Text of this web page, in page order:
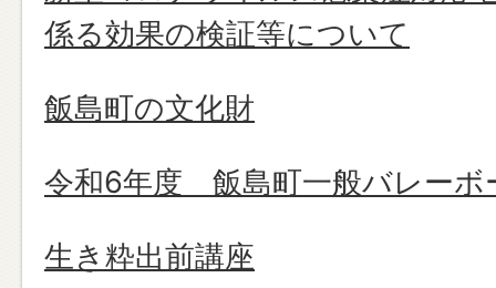
係る効果の検証等について
飯島町の文化財
令和6年度 飯島町一般バレーボ
生き粋出前講座